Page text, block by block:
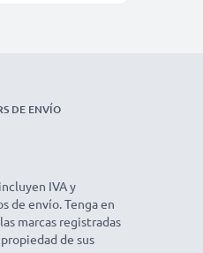
DE ENVÍO
IVA y
de envío. Tenga en
marcas registradas
de sus